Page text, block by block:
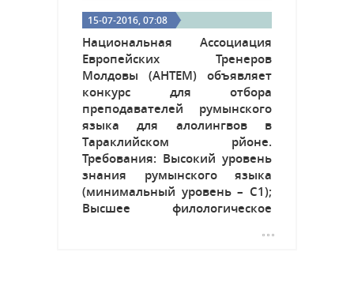
15-07-2016, 07:08
Национальная Ассоциация
Европейских Тренеров
Молдовы (АНТЕМ) объявляет
конкурс для отбора
преподавателей румынского
языка для алолингвов в
Тараклийском рйоне.
Требования: Высокий уровень
знания румынского языка
(минимальный уровень – С1);
Высшее филологическое
румынский язык для